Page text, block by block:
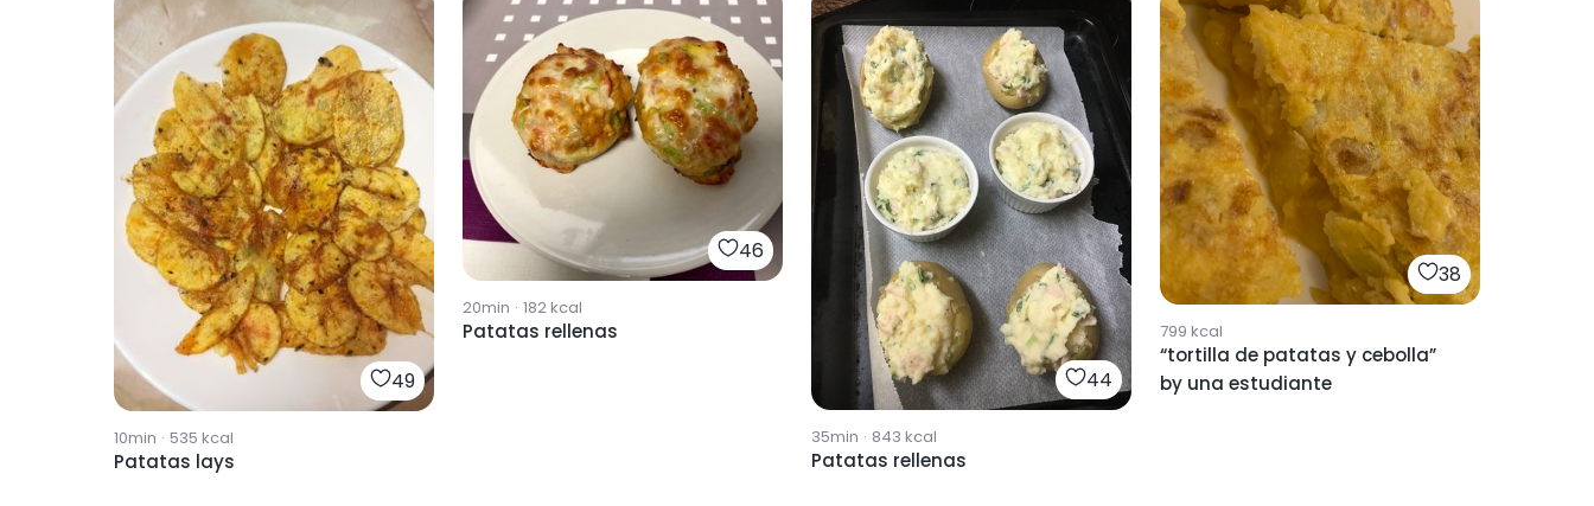
49
10min · 535 kcal
Patatas lays
46
20min · 182kcal
Patatas rellenas
44
35min · 843 kcal
Patatas rellenas
38
799 kcal
“tortilla de patatas y cebolla”
by una estudiante